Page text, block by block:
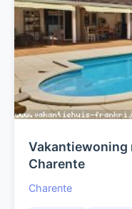
Vakantiewoning
Charente
Charente